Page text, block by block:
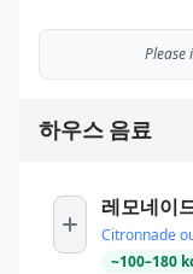
하우스 음료
레모네이
Citronnade
~100–180